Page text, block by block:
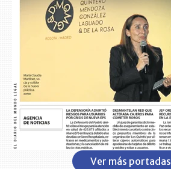
Ver más portadas